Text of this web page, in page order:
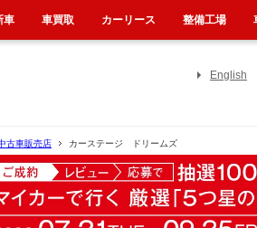
English
古車販売店 カーステージ ドリームズ
車 車買取 カーリース 整備工場